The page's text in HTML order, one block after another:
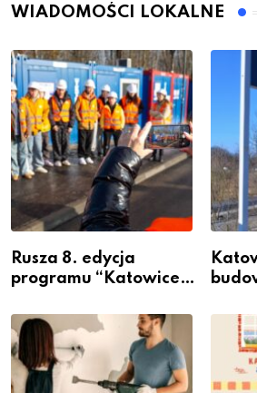
WIADOMOŚCI LOKALNE
Rusza 8. edycja
programu “Katowice
– nabór dla
przedsiębiorców